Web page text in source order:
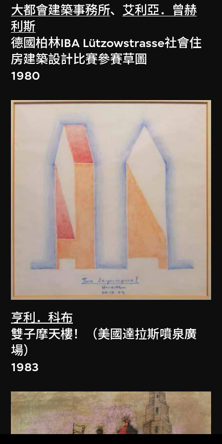
大都會建築事務所、 艾利亞．曾赫
利斯
德國柏林IBA Lützowstrasse社會住
房建築設計比賽參賽草圖
1980
亨利．科布
雙子摩天樓！（美國達拉斯噴泉廣
場）
1983